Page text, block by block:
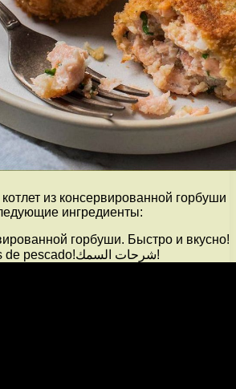
из консервированной горбуши
ингредиенты:
горбуши. Быстро и вкусно!
Fish cutlets!Chuletas de pescado!شرحات السمك!